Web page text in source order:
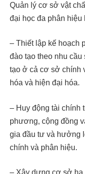
Quản lý cơ sở vật
đại học đa phân hiệu
– Thiết lập kế hoạch
đào tạo theo nhu
tạo ở cả cơ sở chính
hóa và hiện đại hóa.
– Huy động tài chính
phương, cộng đồng
gia đầu tư và hưởng
chính và phân hiệu.